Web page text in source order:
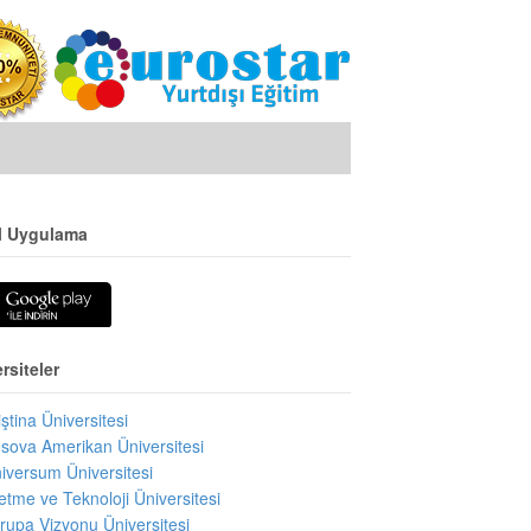
Uygulama
Üniversitesi
Amerikan Üniversitesi
Üniversitesi
ve Teknoloji Üniversitesi
Vizyonu Üniversitesi